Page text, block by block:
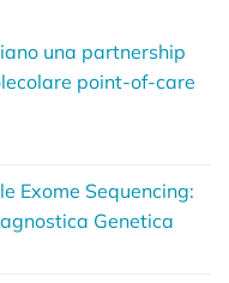
una partnership
point-of-care
Exome Sequencing:
Genetica